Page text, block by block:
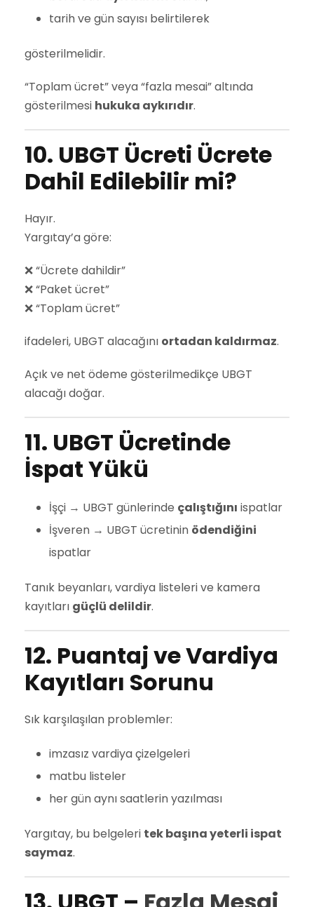
tarih ve gün sayısı belirtilerek
gösterilmelidir.
“Toplam ücret” veya “fazla mesai” altında
gösterilmesi hukuka aykırıdır.
10. UBGT Ücreti Ücrete
Dahil Edilebilir mi?
Hayır.
Yargıtay’a göre:
❌ “Ücrete dahildir”
❌ “Paket ücret”
❌ “Toplam ücret”
ifadeleri, UBGT alacağını ortadan kaldırmaz.
Açık ve net ödeme gösterilmedikçe UBGT
alacağı doğar.
11. UBGT Ücretinde
İspat Yükü
İşçi → UBGT günlerinde çalıştığını ispatlar
İşveren → UBGT ücretinin ödendiğini
ispatlar
Tanık beyanları, vardiya listeleri ve kamera
kayıtları güçlü delildir.
12. Puantaj ve Vardiya
Kayıtları Sorunu
Sık karşılaşılan problemler:
imzasız vardiya çizelgeleri
matbu listeler
her gün aynı saatlerin yazılması
Yargıtay, bu belgeleri tek başına yeterli ispat
saymaz.